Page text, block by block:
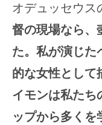
オデュッセウス
督の現場なら、
た。私が演じた
的な女性として
イモンは私たち
ップから多くを